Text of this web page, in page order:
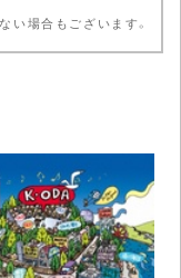
場合もございます。